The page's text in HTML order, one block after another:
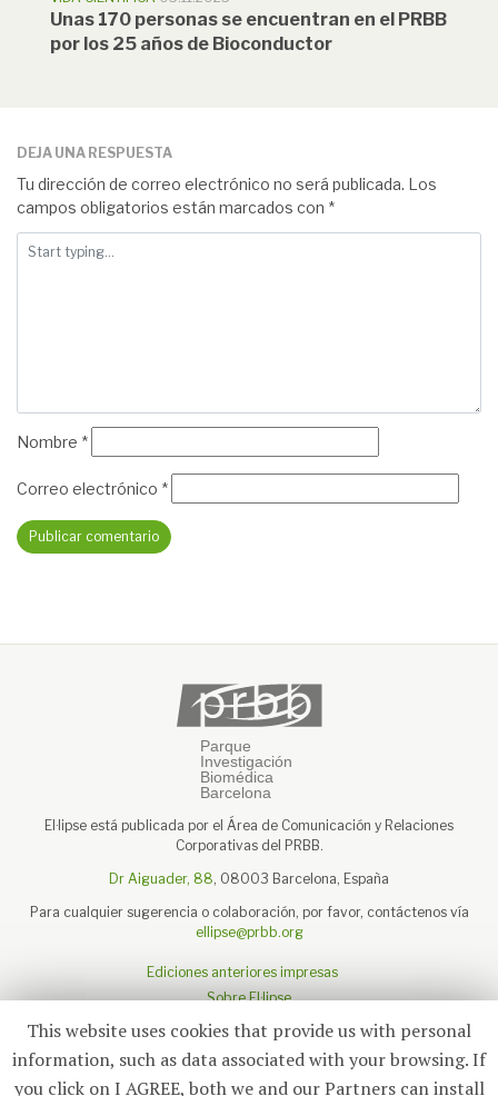
Unas 170 personas se encuentran en el PRBB
por los 25 años de Bioconductor
DEJA UNA RESPUESTA
Tu dirección de correo electrónico no será publicada. Los
campos obligatorios están marcados con *
Nombre *
Correo electrónico *
El·lipse está publicada por el Área de Comunicación y Relaciones
Corporativas del PRBB.
Dr Aiguader, 88, 08003 Barcelona, España
Para cualquier sugerencia o colaboración, por favor, contáctenos vía
ellipse@prbb.org
Ediciones anteriores impresas
Sobre El·lipse
Sobre el PRBB
This website uses cookies that provide us with personal
information, such as data associated with your browsing. If
you click on I AGREE, both we and our Partners can install